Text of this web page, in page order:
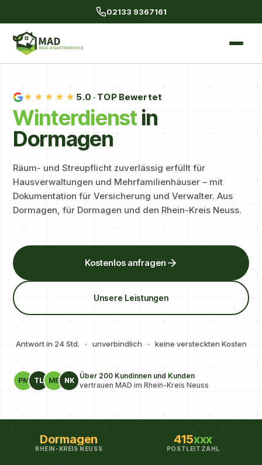
02133 9367161
★★★★★ 5.0 · TOP Bewertet
Winter­dienstin
Dormagen
Räum- und Streupflicht zuverlässig erfüllt für
Hausverwaltungen und Mehrfamilienhäuser – mit
Dokumentation für Versicherung und Verwalter. Aus
Dormagen, für Dormagen und den Rhein-Kreis Neuss.
Kostenlos anfragen
Unsere Leistungen
Antwort in 24 Std. · unverbindlich · keine versteckten Kosten
PM TL ME NK
Über 200 Kundinnen und Kunden
vertrauen MAD im Rhein-Kreis Neuss
Dormagen
RHEIN-KREIS NEUSS
415xxx
POSTLEITZAHL